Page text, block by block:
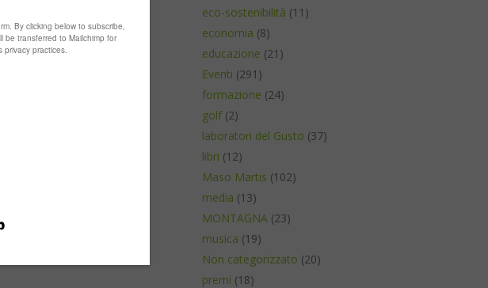
eco-sostenibilità (11)
economia (8)
educazione (21)
Eventi (291)
formazione (24)
golf(2)
laboratori del Gusto (37)
libri (12)
Maso Martis (102)
media (13)
MONTAGNA (23)
musica (19)
Non categorizzato (20)
premi (18)